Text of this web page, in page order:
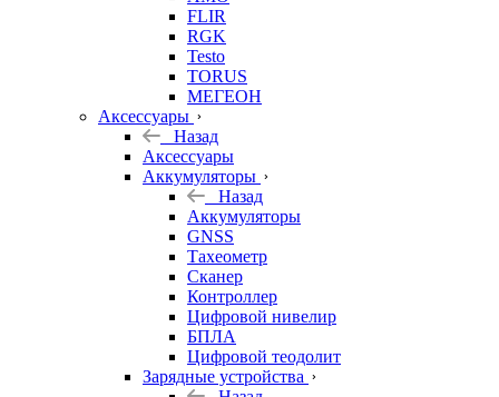
FLIR
RGK
Testo
TORUS
МЕГЕОН
Аксессуары
Назад
Аксессуары
Аккумуляторы
Назад
Аккумуляторы
GNSS
Тахеометр
Сканер
Контроллер
Цифровой нивелир
БПЛА
Цифровой теодолит
Зарядные устройства